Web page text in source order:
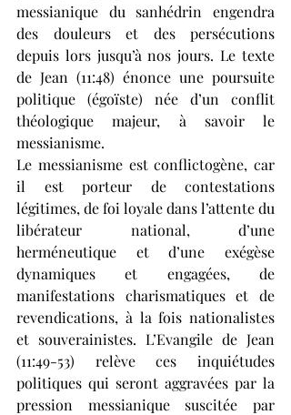
messianique du sanhédrin engendra
des douleurs et des persécutions
depuis lors jusqu’à nos jours. Le texte
de Jean (11:48) énonce une poursuite
politique (égoïste) née d’un conflit
théologique majeur, à savoir le
messianisme.
Le messianisme est conflictogène, car
il est porteur de contestations
légitimes, de foi loyale dans l’attente du
libérateur national, d’une
herméneutique et d’une exégèse
dynamiques et engagées, de
manifestations charismatiques et de
revendications, à la fois nationalistes
et souverainistes. L’Evangile de Jean
(11:49-53) relève ces inquiétudes
politiques qui seront aggravées par la
pression messianique suscitée par